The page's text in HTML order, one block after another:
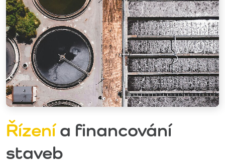
Řízenía financování
staveb